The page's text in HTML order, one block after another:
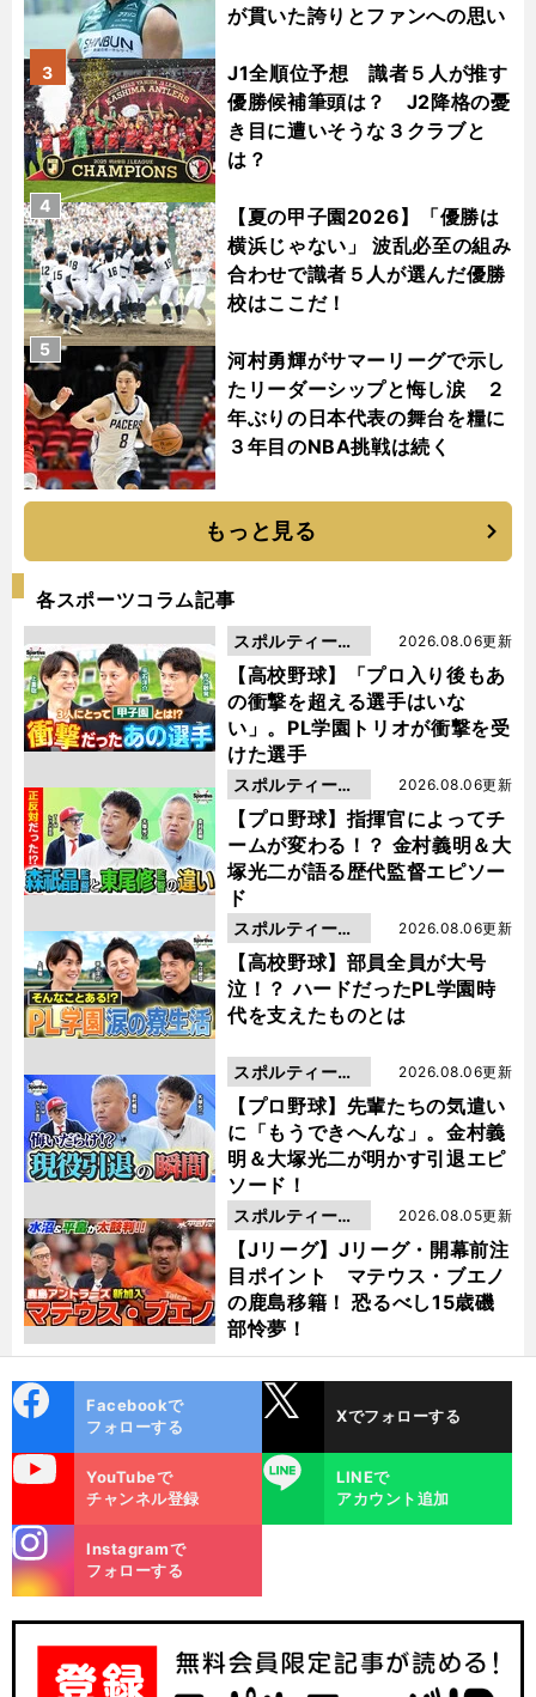
が貫いた誇りとファンへの思い
J1全順位予想 識者５人が推す
優勝候補筆頭は？ J2降格の憂
き目に遭いそうな３クラブと
は？
3
【夏の甲子園2026】「優勝は
横浜じゃない」 波乱必至の組み
合わせで識者５人が選んだ優勝
校はここだ！
4
河村勇輝がサマーリーグで示し
たリーダーシップと悔し涙 ２
年ぶりの日本代表の舞台を糧に
３年目のNBA挑戦は続く
5
もっと見る
各スポーツコラム記事
【高校野球】「プロ入り後もあ
の衝撃を超える選手はいな
い」。PL学園トリオが衝撃を受
けた選手
2026.08.06更新
スポルティーバ
動画
【プロ野球】指揮官によってチ
ームが変わる！？ 金村義明＆大
塚光二が語る歴代監督エピソー
ド
2026.08.06更新
スポルティーバ
動画
【高校野球】部員全員が大号
泣！？ ハードだったPL学園時
代を支えたものとは
2026.08.06更新
スポルティーバ
動画
【プロ野球】先輩たちの気遣い
に「もうできへんな」。金村義
明＆大塚光二が明かす引退エピ
ソード！
2026.08.06更新
スポルティーバ
動画
【Jリーグ】Jリーグ・開幕前注
目ポイント マテウス・ブエノ
の鹿島移籍！ 恐るべし15歳磯
部怜夢！
2026.08.05更新
スポルティーバ
動画
ok
Facebookで
フォローする
Xでフォローする
YouTubeで
チャンネル登録
LINE
LINEで
アカウント追加
m
Instagramで
フォローする